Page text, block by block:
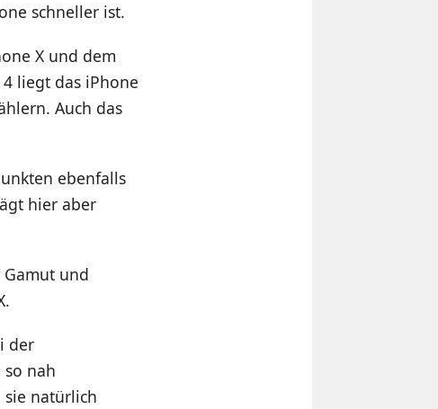
schneller ist.
X und dem
liegt das iPhone
Auch das
ebenfalls
hier aber
und
der
nah
natürlich